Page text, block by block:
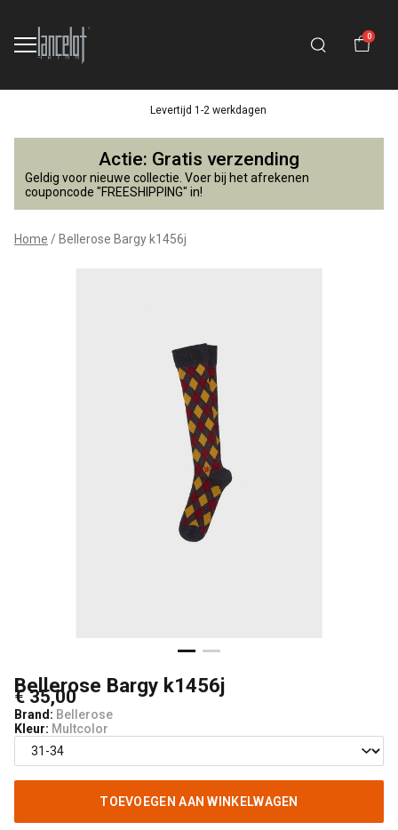
0
Levertijd 1-2 werkdagen
Bellerose
Bargy
k1456j
Actie: Gratis verzending
Geldig voor nieuwe collectie. Voer bij het afrekenen
couponcode "FREESHIPPING" in!
Home Bellerose Bargy k1456j
Bellerose Bargy k1456j
€ 35,00
Brand: Bellerose
Kleur: Multcolor
TOEVOEGEN AAN WINKELWAGEN